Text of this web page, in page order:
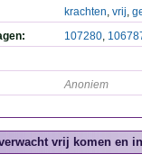
krachten, vrij,
107280,
Anoniem
vrij komen en